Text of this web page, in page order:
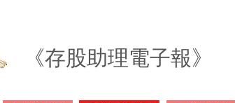
《存股助理電子報》